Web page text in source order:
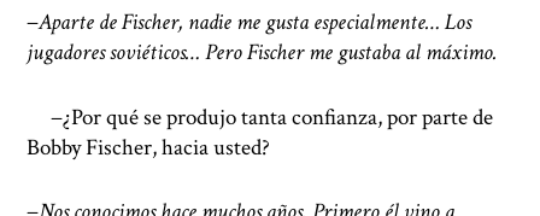
−Aparte de Fischer, nadie me gusta especialmente… Los
jugadores soviéticos… Pero Fischer me gustaba al máximo.
−¿Por qué se produjo tanta confianza, por parte de
Bobby Fischer, hacia usted?